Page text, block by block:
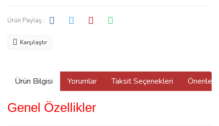
Ürün Paylaş :
Karşılaştır
Ürün Bilgisi Yorumlar Taksit Seçenekleri
Genel Özellikler